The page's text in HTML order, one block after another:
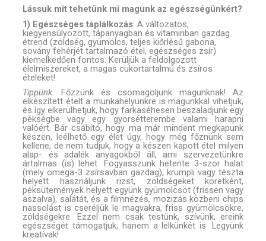
Lássuk mit tehetünk mi magunk az egészségünkért?
1) Egészséges táplálkozás: A változatos,
kiegyensúlyozott, tápanyagban és vitaminban gazdag
étrend (zöldség, gyümölcs, teljes kiőrlésű gabona,
sovány fehérjét tartalmazó étel, egészséges zsír)
kiemelkedően fontos. Kerüljük a feldolgozott
élelmiszereket, a magas cukortartalmú és zsíros
ételeket!
Tippünk: Főzzünk és csomagoljunk magunknak! Az
elkészített ételt a munkahelyünkre is magunkkal vihetjük,
és így elkerülhetjük, hogy farkaséhesen beszaladjunk egy
pékségbe vagy egy gyorsétterembe valami harapni
valóért. Bár csábító, hogy ma már mindent megkapunk
készen, leélhető egy élet úgy, hogy még főznünk sem
kellene, de nem tudjuk, hogy a készen kapott étel milyen
alap- és adalék anyagokból áll, ami szervezetünkre
ártalmas (is) lehet. Fogyasszunk hetente 3-szor halat
(mely omega-3 zsírsavban gazdag), krumpli vagy tészta
helyett használjunk rizst, zöldségeket köretként,
péksütemények helyett együnk gyümölcsöt (frissen vagy
aszalva), salátát, és a filmnézés, mozizás közbeni chips
nassolást is cseréljük le magvakra, friss gyümölcsökre,
zöldségekre. Ezzel nem csak testünk, szívünk, ereink
egészségét támogatjuk, hanem a lelkünkét is. Legyünk
kreatívak!